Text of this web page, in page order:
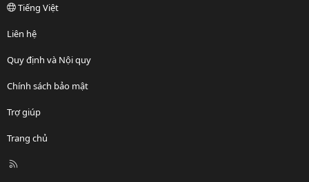
Tiếng Việt
Liên hệ
Quy định và Nội quy
Chính sách bảo mật
Trợ giúp
Trang chủ
R